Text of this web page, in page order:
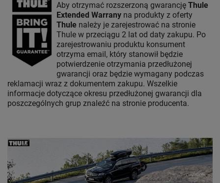
Aby otrzymać rozszerzoną gwarancję Thule
Extended Warrany na produkty z oferty
Thule należy je zarejestrować na stronie
Thule w przeciągu 2 lat od daty zakupu. Po
zarejestrowaniu produktu konsument
otrzyma email, który stanowił będzie
potwierdzenie otrzymania przedłużonej
gwarancji oraz będzie wymagany podczas
reklamacji wraz z dokumentem zakupu. Wszelkie
informacje dotyczące okresu przedłużonej gwarancji dla
poszczególnych grup znaleźć na stronie producenta.